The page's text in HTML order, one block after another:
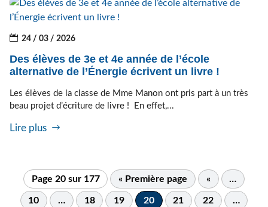
24 / 03 / 2026
Des élèves de 3e et 4e année de l’école
alternative de l’Énergie écrivent un livre !
Les élèves de la classe de Mme Manon ont pris part à un très
beau projet d’écriture de livre ! En effet,...
Lire plus
Page 20 sur 177 « Première page « …
10 … 18 19 20 21 22 …